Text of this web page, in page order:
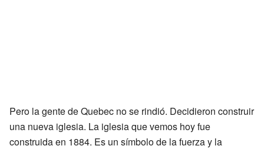
Pero la gente de Quebec no se rindió. Decidieron construir
una nueva iglesia. La iglesia que vemos hoy fue
construida en 1884. Es un símbolo de la fuerza y la